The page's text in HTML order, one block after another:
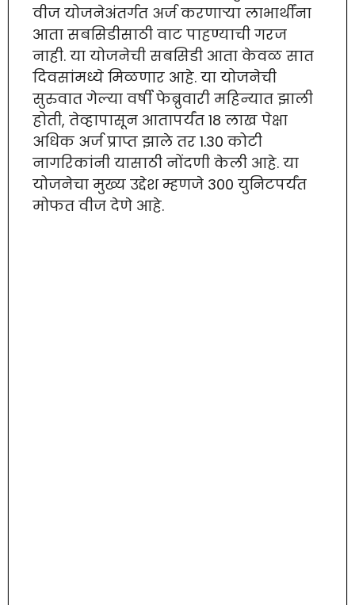
वीज योजनेअंतर्गत अर्ज करणाऱ्या लाभार्थींना
आता सबसिडीसाठी वाट पाहण्याची गरज
नाही. या योजनेची सबसिडी आता केवळ सात
दिवसांमध्ये मिळणार आहे. या योजनेची
सुरुवात गेल्या वर्षी फेब्रुवारी महिन्यात झाली
होती, तेव्हापासून आतापर्यंत 18 लाख पेक्षा
अधिक अर्ज प्राप्त झाले तर 1.30 कोटी
नागरिकांनी यासाठी नोंदणी केली आहे. या
योजनेचा मुख्य उद्देश म्हणजे 300 युनिटपर्यंत
मोफत वीज देणे आहे.